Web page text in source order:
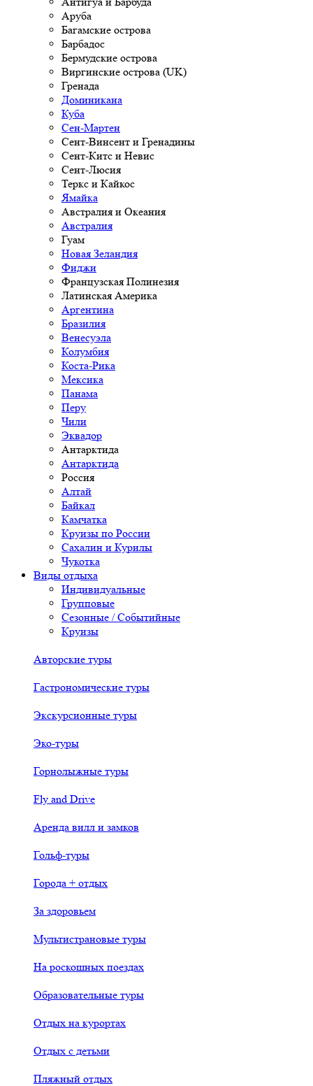
Аруба
Багамские острова
Барбадос
Бермудские острова
Виргинские острова (UK)
Гренада
Доминикана
Куба
Сен-Мартен
Сент-Винсент и Гренадины
Сент-Китс и Невис
Сент-Люсия
Теркс и Кайкос
Ямайка
Австралия и Океания
Австралия
Гуам
Новая Зеландия
Фиджи
Французская Полинезия
Латинская Америка
Аргентина
Бразилия
Венесуэла
Колумбия
Коста-Рика
Мексика
Панама
Перу
Чили
Эквадор
Антарктида
Антарктида
Россия
Алтай
Байкал
Камчатка
Круизы по России
Сахалин и Курилы
Чукотка
Виды отдыха
Индивидуальные
Групповые
Сезонные / Событийные
Круизы
Авторские туры
Гастрономические туры
Экскурсионные туры
Эко-туры
Горнолыжные туры
Fly and Drive
Аренда вилл и замков
Гольф-туры
Города + отдых
За здоровьем
Мультистрановые туры
На роскошных поездах
Образовательные туры
Отдых на курортах
Отдых с детьми
Пляжный отдых